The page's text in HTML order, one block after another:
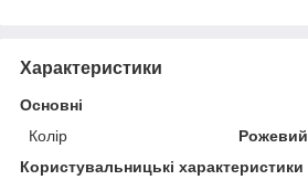
Характеристики
Основні
Колір
Рожевий
Користувальницькі характеристики